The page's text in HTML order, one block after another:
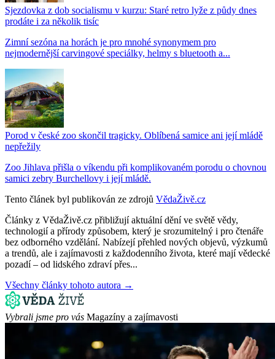
Sjezdovka z dob socialismu v kurzu: Staré retro lyže z půdy dnes
prodáte i za několik tisíc
Zimní sezóna na horách je pro mnohé synonymem pro
nejmodernější carvingové speciálky, helmy s bluetooth a...
Porod v české zoo skončil tragicky. Oblíbená samice ani její mládě
nepřežily
Zoo Jihlava přišla o víkendu při komplikovaném porodu o chovnou
samici zebry Burchellovy i její mládě.
Tento článek byl publikován ze zdrojů VědaŽivě.cz
Články z VědaŽivě.cz přibližují aktuální dění ve světě vědy,
technologií a přírody způsobem, který je srozumitelný i pro čtenáře
bez odborného vzdělání. Nabízejí přehled nových objevů, výzkumů
a trendů, ale i zajímavosti z každodenního života, které mají vědecké
pozadí – od lidského zdraví přes...
Všechny články tohoto autora →
Vybrali jsme pro vás Magazíny a zajímavosti